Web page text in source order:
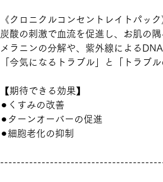
《クロニクルコンセントレイトパック
炭酸の刺激で血流を促進し、お肌の
メラニンの分解や、紫外線による
「今気になるトラブル」と「トラブ
【期待できる効果】
⚫︎くすみの改善
⚫︎ターンオーバーの促進
⚫︎細胞老化の抑制